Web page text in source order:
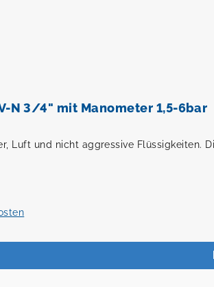
N 3/4" mit Manometer 1,5-6bar
Luft und nicht aggressive Flüssigkeiten.